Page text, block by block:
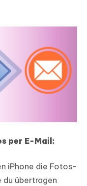
per E-Mail:
iPhone die Fotos-
du übertragen